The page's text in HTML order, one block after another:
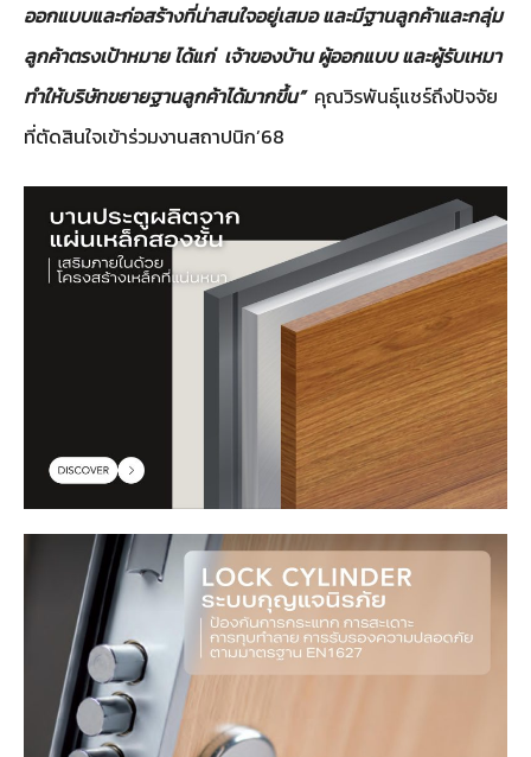
ออกแบบและก่อสร้างที่น่าสนใจอยู่เสมอ และมีฐานลูกค้าและกลุ่ม
ลูกค้าตรงเป้าหมาย ได้แก่ เจ้าของบ้าน ผู้ออกแบบ และผู้รับเหมา
ทำให้บริษัทขยายฐานลูกค้าได้มากขึ้น” คุณวิรพันธุ์แชร์ถึงปัจจัย
ที่ตัดสินใจเข้าร่วมงานสถาปนิก’68